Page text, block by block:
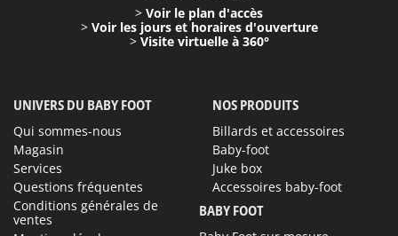
> Voir le plan d'accès
> Voir les jours et horaires d'ouverture
> Visite virtuelle à 360°
UNIVERS DU BABY FOOT
Qui sommes-nous
Magasin
Services
Questions fréquentes
Conditions générales de
ventes
NOS PRODUITS
Billards et accessoires
Baby-foot
Juke box
Accessoires baby-foot
BABY FOOT